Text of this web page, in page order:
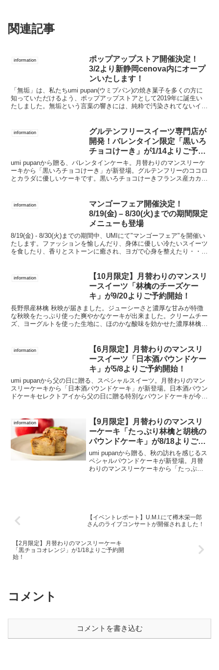
関連記事
information
ポップアップストア開催決定！
3/2より新静岡cenova内にオープ
ンいたします！
「無垢」は、私たちumi pupan(ウミプパン)の焼き菓子を多くの方に
知っていただけるよう、ポップアップストアとして2019年に誕生い
たしました。⁡無垢という言葉の響きには、純粋で汚染されてないイメ
information
グルテンフリースイーツ専門店が
開発！バレンタイン限定「黒いろ
チョコけーき」が1/14よりご予約
開始！
umi pupanから贈る、バレンタインケーキ。月替わりのマンスリーケ
ーキから「黒いろチョコけーき」が新登場。グルテンフリーのココロ
とカラダに優しいケーキです。黒いろチョコけーきフランス産カカオ
information
マンゴーフェア開催決定！
8/19(金) – 8/30(火)までの期間限定
メニューも登場
8/19(金) - 8/30(火)までの期間中、UMIにて"マンゴーフェア"を開催い
たします。ファッションを愉しんだり、身体に優しい冷たいスイーツ
を食したり、香りとストーンに癒され、ヨガで心身を整えたり・・・
information
【10月限定】月替わりのマンスリ
ースイーツ「林檎のチーズケー
キ」が9/20よりご予約開始！
長野県産林檎 秋映が届きました。ジューシーさと濃厚な甘みが特徴
な秋映をたっぷり使った爽やかなケーキが出来ました。クリームチー
ズ、ヨーグルトを使った生地に、ほのかな酸味を効かせた濃厚林檎の
information
【6月限定】月替わりのマンスリ
ースイーツ「日本酒パウンドケー
キ」が5/8よりご予約開始！
umi pupanから父の日に贈る、スペシャルスイーツ。月替わりのマン
スリーケーキから「日本酒パウンドケーキ」が新登場。日本酒パウン
ドケーキセレクトアイから父の日に贈る特別なパウンドケーキが今年
information
【9月限定】月替わりのマンスリ
ーケーキ「たっぷり林檎と胡桃の
パウンドケーキ」が8/18よりご予
約受付中！
umi pupanから贈る、秋の訪れを感じるス
ペシャルパウンドケーキが新登場。月替
わりのマンスリーケーキから「たっぷり
【イベントレポート】U.M.I.にて樽木栄一郎
さんのライブコンサートが開催されました！
【2月限定】月替わりのマンスリーケーキ
「黒チョコオレンジ」が1/18よりご予約開
始！
コメント
コメントを書き込む